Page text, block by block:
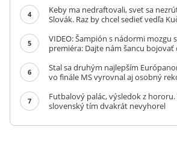
4
Keby ma nedraftovali, svet sa
Slovák. Raz by chcel sedieť vedľa
5
VIDEO: Šampión s nádormi mozgu
premiéra: Dajte nám šancu bojovať
6
Stal sa druhým najlepším
vo finále MS vyrovnal aj osobný
7
Futbalový palác, výsledok z
slovenský tím dvakrát nevyhorel